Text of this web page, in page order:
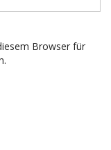
Browser für